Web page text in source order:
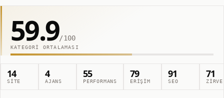
59.9/100
KATEGORI ORTALAMASI
14
SITE
4
AJANS
55
PERFORMANS
79
ERIŞIM
91
SEO
71
ZIRVE